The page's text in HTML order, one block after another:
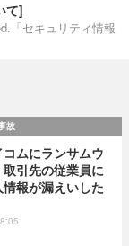
て]
「セキュリティ情報
故
ムにランサムウ
取引先の従業員に
報が漏えいした